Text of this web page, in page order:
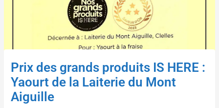
Prix des grands produits IS HERE :
Yaourt de la Laiterie du Mont
Aiguille